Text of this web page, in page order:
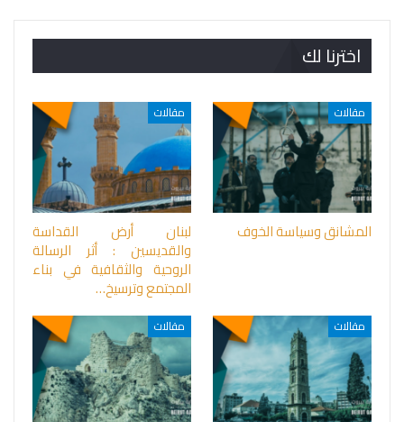
اخترنا لك
مقالات
المشانق وسياسة الخوف
مقالات
لبنان أرض القداسة
والقديسين : أثر الرسالة
الروحية والثقافية في بناء
المجتمع وترسيخ…
مقالات مقالات